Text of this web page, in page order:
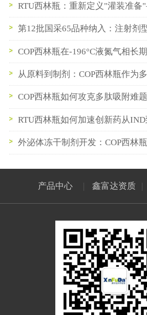
RTU西林瓶：重新定义"灌装准
即插即用
第12批国采65品种纳入：注射剂
西林瓶与预灌封供应链
COP西林瓶在-196°C液氮气相长
的性能验证
从原料到制剂：COP西林瓶作为
中间储存容器的最佳实践
COP西林瓶如何攻克多肽吸附难
RTU西林瓶如何加速创新药从
节奏
外泌体冻干制剂开发：COP西林
产品中心 | 鑫富达资质 |